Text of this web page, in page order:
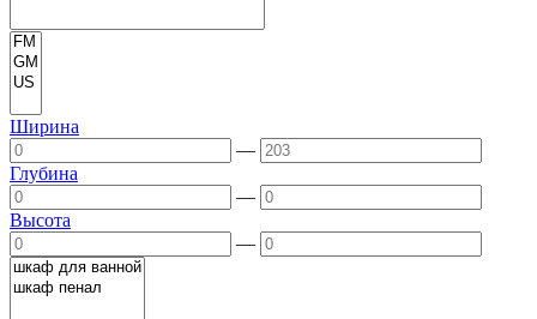
Ширина
—
Глубина
—
Высота
—